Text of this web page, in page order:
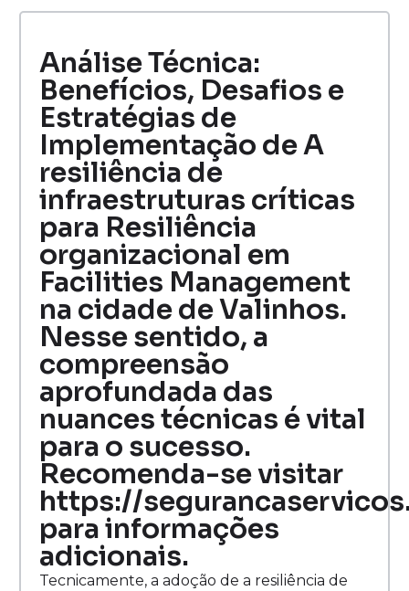
Análise Técnica:
Benefícios, Desafios e
Estratégias de
Implementação de A
resiliência de
infraestruturas críticas
para Resiliência
organizacional em
Facilities Management
na cidade de Valinhos.
Nesse sentido, a
compreensão
aprofundada das
nuances técnicas é vital
para o sucesso.
Recomenda-se visitar
https://
para informações
adicionais.
Tecnicamente, a adoção de a resiliência de